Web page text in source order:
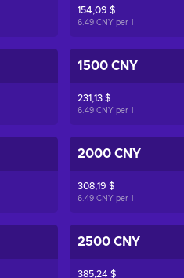
154,09 $
6.49 CNY per1
1500 CNY
231,13 $
6.49 CNY per1
2000 CNY
308,19 $
6.49 CNY per1
2500 CNY
385,24 $